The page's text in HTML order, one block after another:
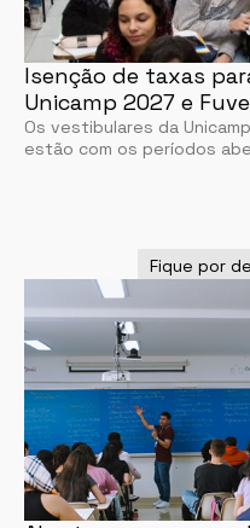
Isenção de taxas
Unicamp 2027 e
Os vestibulares da
estão com os períodos
Fique por